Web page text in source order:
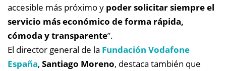
accesible más próximo y poder solicitar siempre el
servicio más económico de forma rápida,
cómoda y transparente”.
El director general de la Fundación Vodafone
España, Santiago Moreno, destaca también que